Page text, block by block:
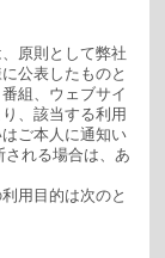
原則として弊社
公表したものと
組、ウェブサイ
、該当する利用
ご本人に通知い
される場合は、あ
用目的は次のと